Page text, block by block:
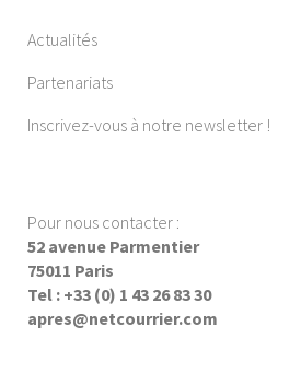
Actualités
Partenariats
Inscrivez-vous à notre newsletter !
Pour nous contacter :
52 avenue Parmentier
75011 Paris
Tel : +33 (0) 1 43 26 83 30
apres@netcourrier.com